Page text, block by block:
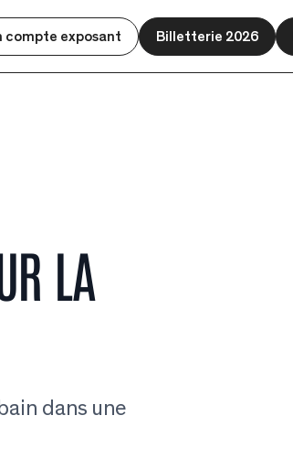
compte exposant Billetterie 2026
LA
dans une